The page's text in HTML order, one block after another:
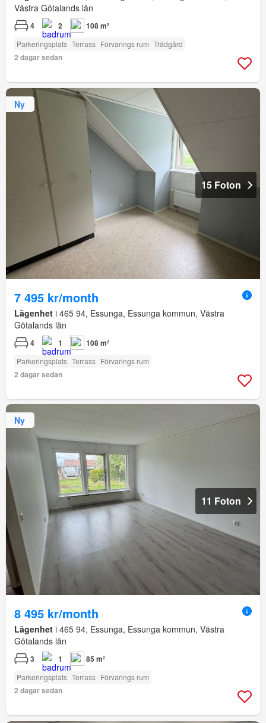
Västra Götalands län
4 2 108 m²
Parkeringsplats Terrass Förvarings rum Trädgård
2 dagar sedan
Ny
15 Foton
7 495 kr/month
Lägenhet i 465 94, Essunga, Essunga kommun, Västra
Götalands län
4 1 108 m²
Parkeringsplats Terrass Förvarings rum
2 dagar sedan
Ny
11 Foton
8 495 kr/month
Lägenhet i 465 94, Essunga, Essunga kommun, Västra
Götalands län
3 1 85 m²
Parkeringsplats Terrass Förvarings rum
2 dagar sedan